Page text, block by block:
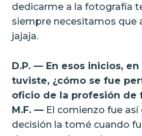
dedicarme a la fotografía
siempre necesitamos que
jajaja.
D.P. — En esos inicios,
tuviste, ¿cómo se fue
oficio de la profesión de
M.F. — El comienzo fue
decisión la tomé cuando